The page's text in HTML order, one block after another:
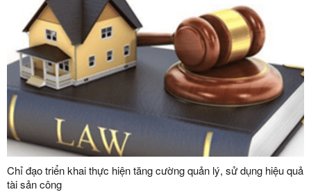
Chỉ đạo triển khai thực hiện tăng cường quản lý, sử dụng hiệu quả
tài sản công